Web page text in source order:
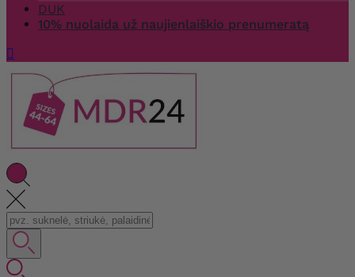
DUK
10% nuolaida už naujienlaiškio prenumeratą
